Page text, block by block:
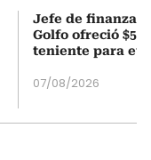
Jefe de finanzas
Golfo ofreció
teniente para
07/08/2026